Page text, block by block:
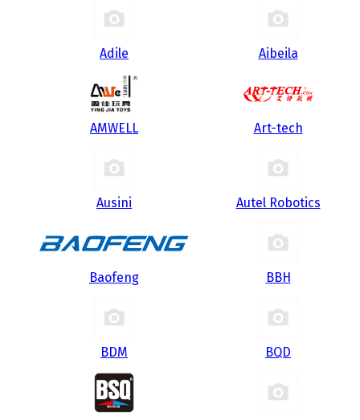
Adile Aibeila
AMWELL Art-tech
Ausini Autel Robotics
Baofeng BBH
BDM BQD